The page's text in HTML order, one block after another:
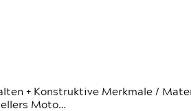
+ Konstruktive Merkmale /
Moto…